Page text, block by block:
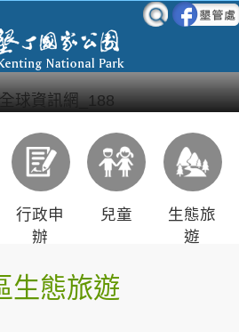
行政申
辦
兒童
生態旅
遊
生態旅遊